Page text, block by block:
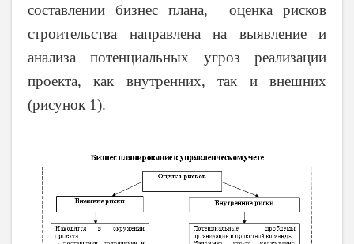
составлении бизнес плана, оценка рисков
строительства направлена на выявление и
анализа потенциальных угроз реализации
проекта, как внутренних, так и внешних
(рисунок 1).